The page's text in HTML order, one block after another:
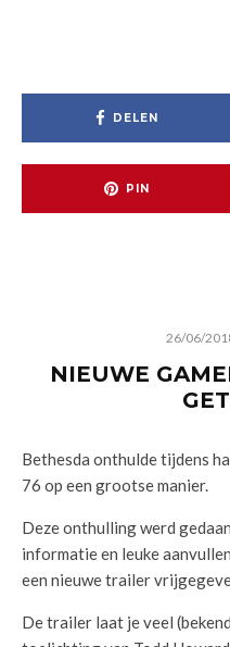
DELEN
PIN
26/06/
NIEUWE
Bethesda onthulde tijdens
76 op een grootse manier.
Deze onthulling werd
informatie en leuke
een nieuwe trailer
De trailer laat je veel